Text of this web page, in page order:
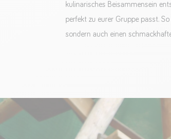
kulinarisches Beisammensein
perfekt zu eurer Gruppe passt.
sondern auch einen